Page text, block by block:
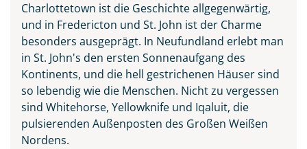
Charlottetown ist die Geschichte allgegenwärtig,
und in Fredericton und St. John ist der Charme
besonders ausgeprägt. In Neufundland erlebt man
in St. John's den ersten Sonnenaufgang des
Kontinents, und die hell gestrichenen Häuser sind
so lebendig wie die Menschen. Nicht zu vergessen
sind Whitehorse, Yellowknife und Iqaluit, die
pulsierenden Außenposten des Großen Weißen
Nordens.